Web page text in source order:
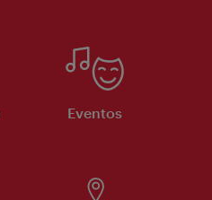
Eventos